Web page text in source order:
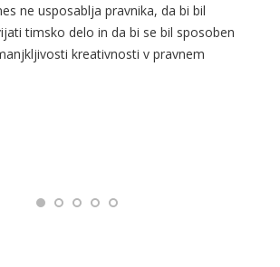
ne usposablja pravnika, da bi bil
timsko delo in da bi se bil sposoben
kreativnosti v pravnem